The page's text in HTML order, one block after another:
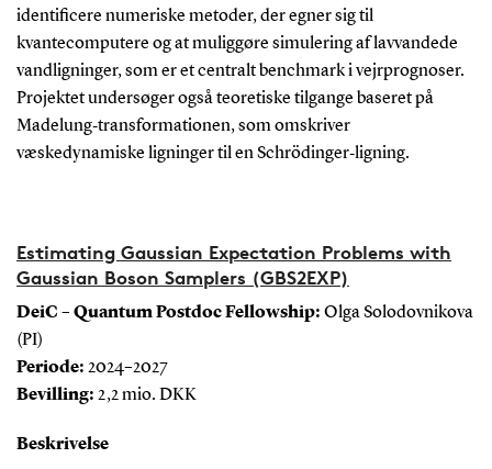
identificere numeriske metoder, der egner sig til
kvantecomputere og at muliggøre simulering af lavvandede
vandligninger, som er et centralt benchmark i vejrprognoser.
Projektet undersøger også teoretiske tilgange baseret på
Madelung‑transformationen, som omskriver
væskedynamiske ligninger til en Schrödinger‑ligning.
Estimating Gaussian Expectation Problems with
Gaussian Boson Samplers (GBS2EXP)
DeiC – Quantum Postdoc Fellowship: Olga Solodovnikova
(PI)
Periode: 2024–2027
Bevilling: 2,2 mio. DKK
Beskrivelse